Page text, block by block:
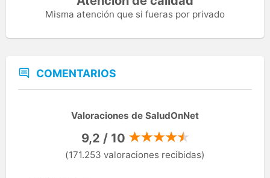
Misma atención que si fueras por privado
COMENTARIOS
Valoraciones de SaludOnNet
9,2 / 10
(171.253 valoraciones recibidas)